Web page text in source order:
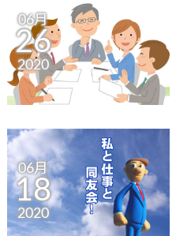
06月
26
2020
06月
18
2020